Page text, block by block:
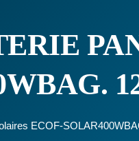
ECOF-